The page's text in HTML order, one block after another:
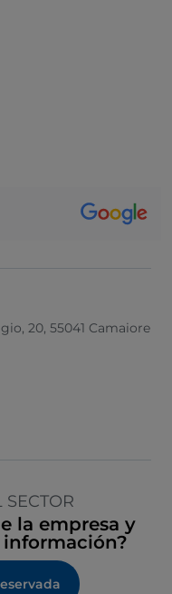
20, 55041 Camaiore
la empresa y